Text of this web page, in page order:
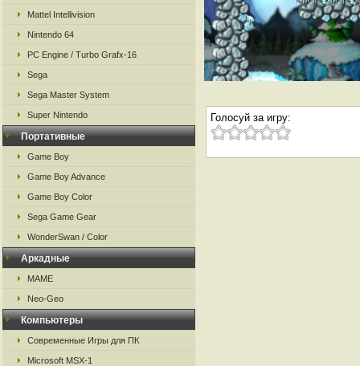
Mattel Intellivision
Nintendo 64
PC Engine / Turbo Grafx-16
Sega
Sega Master System
Super Nintendo
Портативные
Game Boy
Game Boy Advance
Game Boy Color
Sega Game Gear
WonderSwan / Color
Аркадные
MAME
Neo-Geo
Компьютеры
Современные Игры для ПК
Microsoft MSX-1
Голосуй за игру: